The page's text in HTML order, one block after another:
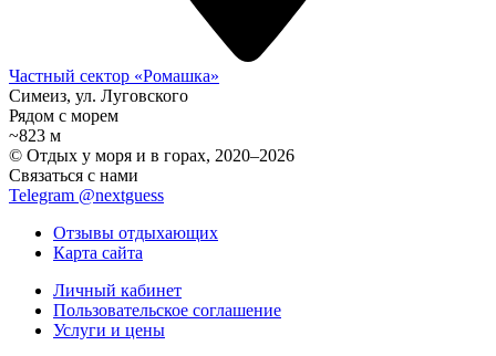
Частный сектор «Ромашка»
Симеиз, ул. Луговского
Рядом с морем
~823 м
© Отдых у моря и в горах, 2020–2026
Связаться с нами
Telegram @nextguess
Отзывы отдыхающих
Карта сайта
Личный кабинет
Пользовательское соглашение
Услуги и цены